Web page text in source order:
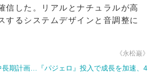
信した。リアルとナチュラルが高
するシステムデザインと音調整に
《永松巌》
長期計画…『パジェロ』投入で成長を加速、4